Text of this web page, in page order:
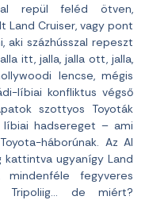
repül feléd ötven,
Land Cruiser, vagy pont
aki százhússzal repeszt
itt, jalla, jalla ott, jalla,
lencse, mégis
líbiai konfliktus végső
szottyos Toyoták
hadsereget – ami
háborúnak. Az Al
kattintva ugyanígy Land
fegyveres
Tripoliig… de miért?